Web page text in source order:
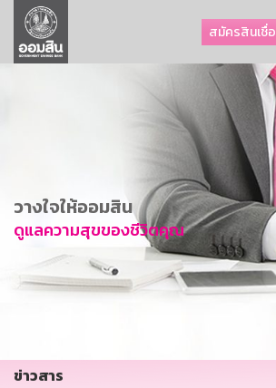
สมัครสินเชื่อ
ลูกค้าธุรกิจ
ลูกค้าผู้ประกอบรายย่อย
การพัฒนาที่ยั่งยืน
ข่าวสาร
บริการทางการเงิน
อื่นๆ
วางใจให้ออมสิน
ดูแลความสุขของชีวิตคุณ
ข่าวสาร